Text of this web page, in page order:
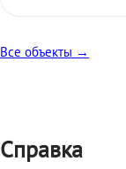
Все объекты →
Справка